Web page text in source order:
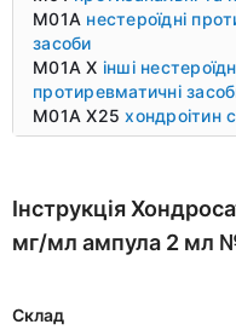
M01A нестероїдні
засоби
M01A X інші
протиревматичні
M01A X25хондроітин
Інструкція
мг/мл ампула 2 мл
Склад